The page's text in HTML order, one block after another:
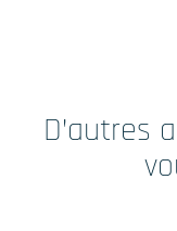
D’autres